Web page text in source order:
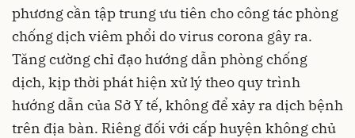
phương cần tập trung ưu tiên cho công tác phòng
chống dịch viêm phổi do virus corona gây ra.
Tăng cường chỉ đạo hướng dẫn phòng chống
dịch, kịp thời phát hiện xử lý theo quy trình
hướng dẫn của Sở Y tế, không để xảy ra dịch bệnh
trên địa bàn. Riêng đối với cấp huyện không chủ